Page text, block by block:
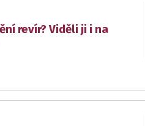
revír? Viděli ji i na